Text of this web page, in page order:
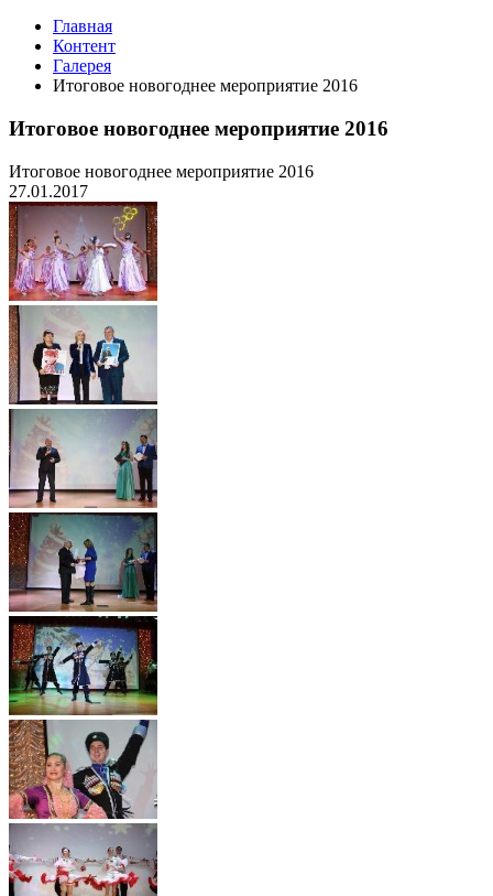
Главная
Контент
Галерея
Итоговое новогоднее мероприятие 2016
Итоговое новогоднее мероприятие 2016
Итоговое новогоднее мероприятие 2016
27.01.2017